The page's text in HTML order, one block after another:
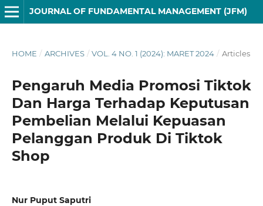
JOURNAL OF FUNDAMENTAL MANAGEMENT (JFM)
HOME / ARCHIVES / VOL. 4 NO. 1 (2024): MARET 2024 / Articles
Pengaruh Media Promosi Tiktok
Dan Harga Terhadap Keputusan
Pembelian Melalui Kepuasan
Pelanggan Produk Di Tiktok
Shop
Nur Puput Saputri